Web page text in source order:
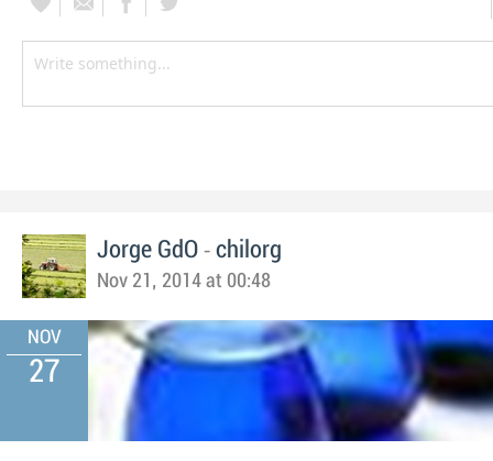
Jorge GdO - chilorg
Nov 21, 2014 at 00:48
NOV
27